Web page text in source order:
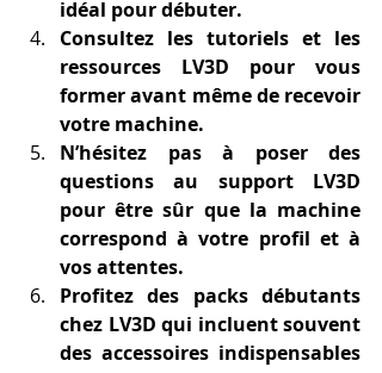
idéal pour débuter.
Consultez les tutoriels et les
ressources LV3D pour vous
former avant même de recevoir
votre machine.
N’hésitez pas à poser des
questions au support LV3D
pour être sûr que la machine
correspond à votre profil et à
vos attentes.
Profitez des packs débutants
chez LV3D qui incluent souvent
des accessoires indispensables